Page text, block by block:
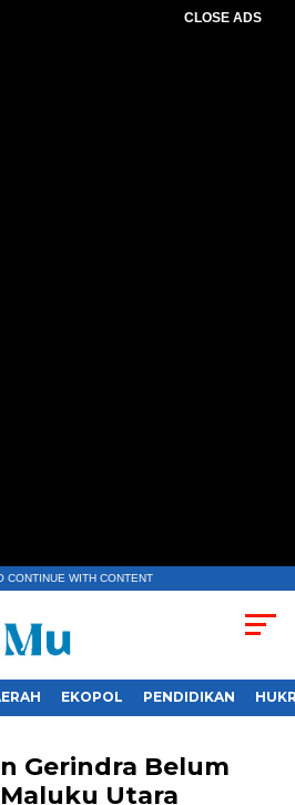
CLOSE ADS
CONTINUE WITH CONTENT
EKOPOL PENDIDIKAN
Gerindra Belum
Utara